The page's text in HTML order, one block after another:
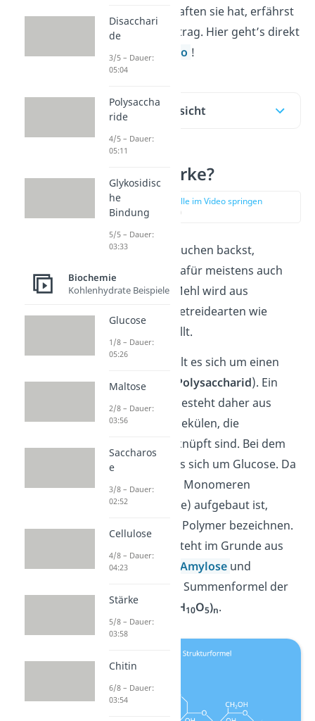
welche Eigenschaften sie hat, erfährst
du in diesem Beitrag. Hier geht’s direkt
zu unserem
Video !
Inhaltsübersicht
Was ist Stärke?
zur Stelle im Video springen
(00:12)
Wenn du einen Kuchen backst,
verwendest du dafür meistens auch
die Zutat Mehl. Mehl wird aus
stärkehaltigen Getreidearten wie
Weizen hergestellt.
Bei Stärke handelt es sich um einen
Vielfachzucker (
Polysaccharid). Ein
Stärke-Molekül besteht daher aus
vielen Zuckermolekülen, die
miteinander verknüpft sind. Bei dem
Zucker handelt es sich um Glucose. Da
Stärke aus vielen Monomeren
(Glucosemoleküle) aufgebaut ist,
kannst du sie als Polymer bezeichnen.
Das Polymer besteht im Grunde aus
zwei Molekülen: Amylose und
Amylopektin. Die Summenformel der
Stärke lautet
H10O5)n.
Disacchari
de
3/5 – Dauer:
05:04
Polysaccha
ride
4/5 – Dauer:
05:11
Glykosidisc
he
Bindung
5/5 – Dauer:
03:33
Biochemie
Kohlenhydrate Beispiele
Glucose
1/8 – Dauer:
05:26
Maltose
2/8 – Dauer:
03:56
Saccharos
e
3/8 – Dauer:
02:52
Cellulose
4/8 – Dauer:
04:23
Stärke
5/8 – Dauer:
03:58
Chitin
6/8 – Dauer:
03:54